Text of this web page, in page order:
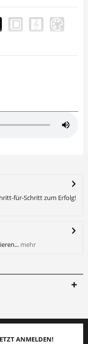
für-Schritt zum Erfolg!
mehr
ANMELDEN!